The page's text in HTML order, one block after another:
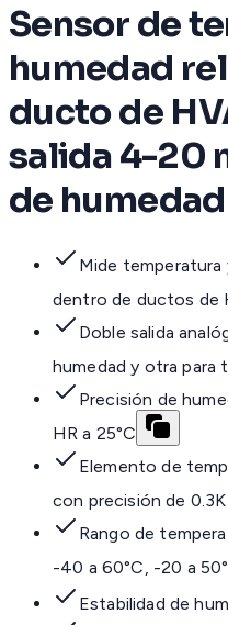
Sensor de
humedad
ducto de
salida 4-20
de
Mide temperatura
dentro de ductos de
Doble salida
humedad y otra para
Precisión de
HR a 25°C
Elemento de
con precisión de 0.3K
Rango de
-40 a 60°C, -20 a
Estabilidad de